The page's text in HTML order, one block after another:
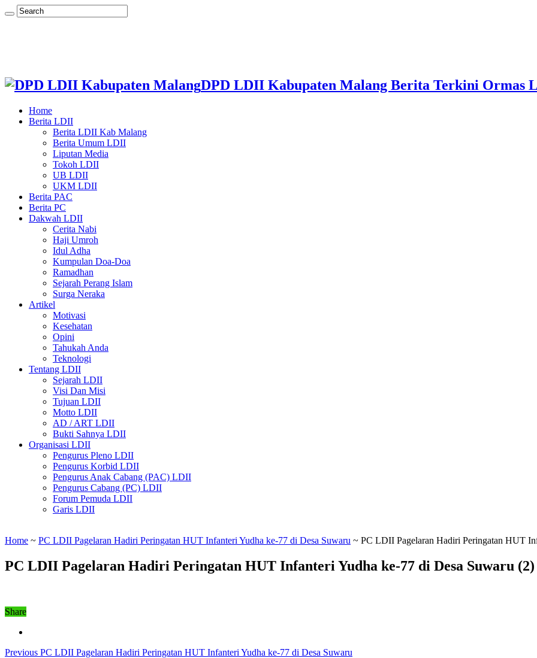
DPD LDII Kabupaten Malang Berita Terkini Ormas
Home
Berita LDII
Berita LDII Kab Malang
Berita Umum LDII
Liputan Media
Tokoh LDII
UB LDII
UKM LDII
Berita PAC
Berita PC
Dakwah LDII
Cerita Nabi
Haji Umroh
Idul Adha
Kumpulan Doa-Doa
Ramadhan
Sejarah Perang Islam
Surga Neraka
Artikel
Motivasi
Kesehatan
Opini
Tahukah Anda
Teknologi
Tentang LDII
Sejarah LDII
Visi Dan Misi
Tujuan LDII
Motto LDII
AD / ART LDII
Bukti Sahnya LDII
Organisasi LDII
Pengurus Pleno LDII
Pengurus Korbid LDII
Pengurus Anak Cabang (PAC) LDII
Pengurus Cabang (PC) LDII
Forum Pemuda LDII
Garis LDII
Home ~ PC LDII Pagelaran Hadiri Peringatan HUT Infanteri Yudha ke-77 di Desa Suwaru ~ PC LDII Pagelaran Hadiri Peringatan HUT
PC LDII Pagelaran Hadiri Peringatan HUT Infanteri Yudha ke-77 di Desa Suwaru (2)
Share
Previous PC LDII Pagelaran Hadiri Peringatan HUT Infanteri Yudha ke-77 di Desa Suwaru